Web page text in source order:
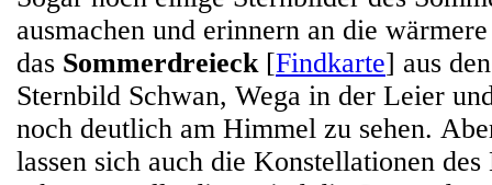
ausmachen und erinnern an die
das Sommerdreieck[Findkarte] aus
Sternbild Schwan, Wega in der Leier
noch deutlich am Himmel zu sehen.
lassen sich auch die Konstellationen des